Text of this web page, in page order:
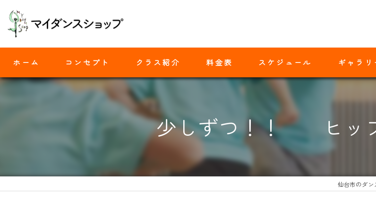
ホーム コンセプト クラス紹介
モダンバレエ
ヒップホップ
ジャズダンス
ストレッチ
料金表 スケジュール ギャラリ
少しずつ！！ ヒッ
仙台市のダ